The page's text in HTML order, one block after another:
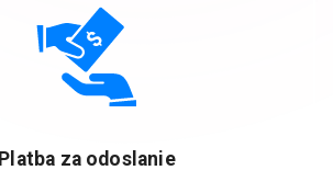
Platba za odoslanie